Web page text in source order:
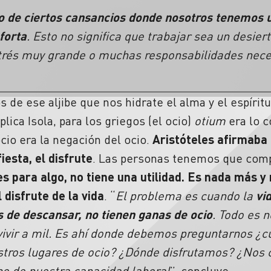
de ciertos cansancios donde nosotros tenemos
. Esto no significa que trabajar sea un
muy grande o muchas responsabilidades
de ese aljibe que nos hidrate el alma y el
Isola, para los griegos (el ocio) otium era lo
era la negación del ocio. Aristóteles afirmaba
el disfrute. Las personas tenemos que
para algo, no tiene una utilidad. Es nada más y
disfrute de la vida. “El problema es cuando la
descansar, no tienen ganas de ocio. Todo es
a mil. Es ahí donde debemos preguntarnos
lugares de ocio? ¿Dónde disfrutamos? ¿Nos